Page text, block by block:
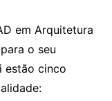
em Arquitetura
o seu
estão cinco